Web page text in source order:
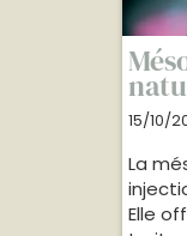
15/10/
La
Elle